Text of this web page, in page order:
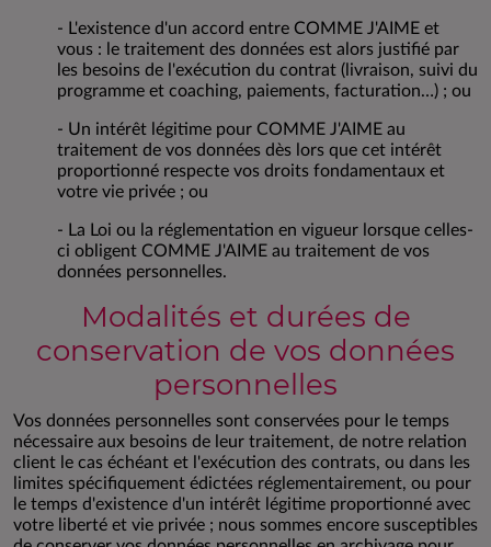
- L'existence d'un accord entre COMME J'AIME et
vous : le traitement des données est alors justifié par
les besoins de l'exécution du contrat (livraison, suivi du
programme et coaching, paiements, facturation…) ; ou
- Un intérêt légitime pour COMME J'AIME au
traitement de vos données dès lors que cet intérêt
proportionné respecte vos droits fondamentaux et
votre vie privée ; ou
- La Loi ou la réglementation en vigueur lorsque celles-
ci obligent COMME J'AIME au traitement de vos
données personnelles.
Modalités et durées de
conservation de vos données
personnelles
Vos données personnelles sont conservées pour le temps
nécessaire aux besoins de leur traitement, de notre relation
client le cas échéant et l'exécution des contrats, ou dans les
limites spécifiquement édictées réglementairement, ou pour
le temps d'existence d'un intérêt légitime proportionné avec
votre liberté et vie privée ; nous sommes encore susceptibles